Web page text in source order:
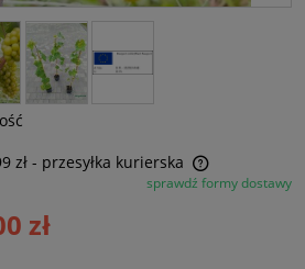
zł - przesyłka kurierska
kosztów płatnościsprawdź formy dostawy
zł